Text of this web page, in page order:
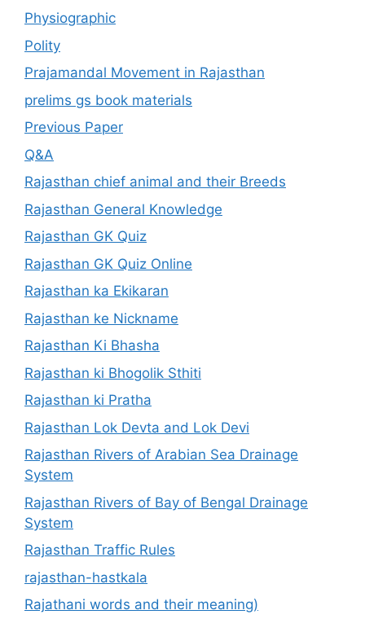
Physiographic
Polity
Prajamandal Movement in Rajasthan
prelims gs book materials
Previous Paper
Q&A
Rajasthan chief animal and their Breeds
Rajasthan General Knowledge
Rajasthan GK Quiz
Rajasthan GK Quiz Online
Rajasthan ka Ekikaran
Rajasthan ke Nickname
Rajasthan Ki Bhasha
Rajasthan ki Bhogolik Sthiti
Rajasthan ki Pratha
Rajasthan Lok Devta and Lok Devi
Rajasthan Rivers of Arabian Sea Drainage
System
Rajasthan Rivers of Bay of Bengal Drainage
System
Rajasthan Traffic Rules
rajasthan-hastkala
Rajathani words and their meaning)